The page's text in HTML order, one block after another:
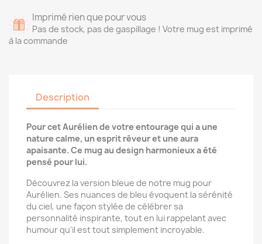
Imprimé rien que pour vous
Pas de stock, pas de gaspillage ! Votre mug est imprimé
à la commande
Description
Pour cet Aurélien de votre entourage qui a une
nature calme, un esprit rêveur et une aura
apaisante. Ce mug au design harmonieux a été
pensé pour lui.
Découvrez la version bleue de notre mug pour
Aurélien. Ses nuances de bleu évoquent la sérénité
du ciel, une façon stylée de célébrer sa
personnalité inspirante, tout en lui rappelant avec
humour qu'il est tout simplement incroyable.